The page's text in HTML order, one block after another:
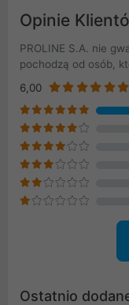
Opinie
PROLINE S.A. nie
pochodzą od osób,
6,00
Ostatnio